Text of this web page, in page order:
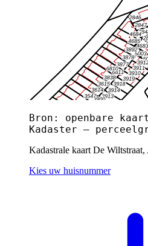
Bron: openbare
Kadaster —
Kadastrale kaart De Wiltstraat,
Kies uw huisnummer